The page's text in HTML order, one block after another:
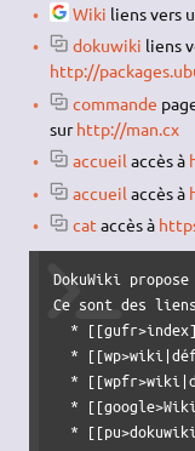
Wiki liens vers
dokuwiki liens
http://
commande
surhttp://man.cx
accueil accès à
accueil accès à
cat accès à
DokuWiki
Ce sont des
*
*
*
*
*